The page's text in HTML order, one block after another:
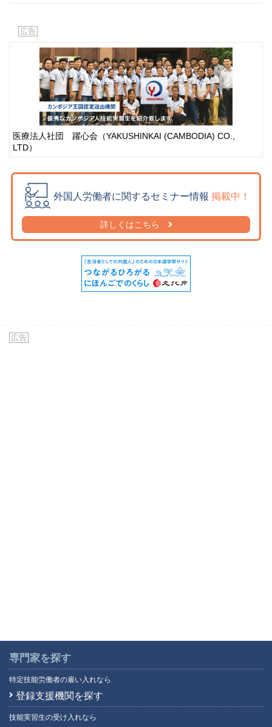
広告
医療法人社団 躍心会（YAKUSHINKAI (CAMBODIA) CO.,
LTD）
外国人労働者に関するセミナー情報 掲載中！
詳しくはこちら
広告
専門家を探す
特定技能労働者の雇い入れなら
登録支援機関を探す
技能実習生の受け入れなら